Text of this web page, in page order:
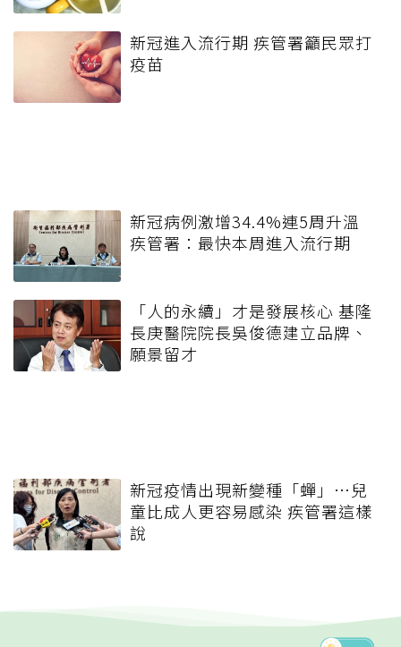
新冠進入流行期 疾管署籲民眾打
疫苗
新冠病例激增34.4%連5周升溫
疾管署：最快本周進入流行期
「人的永續」才是發展核心 基隆
長庚醫院院長吳俊德建立品牌、
願景留才
新冠疫情出現新變種「蟬」…兒
童比成人更容易感染 疾管署這樣
說